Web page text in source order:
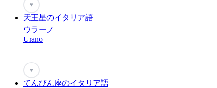
♥
天王星のイタリア語
ウラーノ
Urano
♥
てんびん座のイタリア語